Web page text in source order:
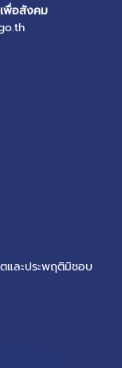
พื่อสังคม
และประพฤติมิชอบ